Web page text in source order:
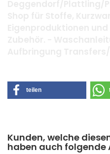
teilen
Kunden, welche
haben auch folgende